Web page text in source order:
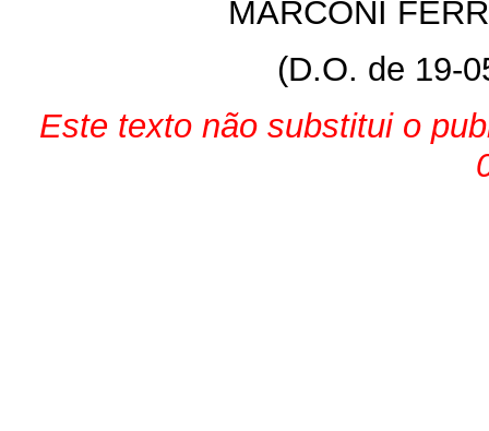
MARCONI
(D.O. de 19-
Este texto não substitui o